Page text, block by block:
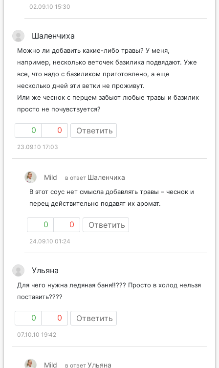
02.09.10 15:30
Шаленчиха
Можно ли добавить какие-либо травы? У меня,
например, несколько веточек базилика подвядают. Уже
все, что надо с базиликом приготовлено, а еще
несколько дней эти ветки не проживут.
Или же чеснок с перцем забьют любые травы и базилик
просто не почувствуется?
0 0 Ответить
23.09.10 17:03
Mild в ответ Шаленчиха
В этот соус нет смысла добавлять травы – чеснок и
перец действительно подавят их аромат.
0 0 Ответить
24.09.10 01:24
Ульяна
Для чего нужна ледяная баня!!??? Просто в холод нельзя
поставить????
0 0 Ответить
07.10.10 19:42
Mild в ответ Ульяна